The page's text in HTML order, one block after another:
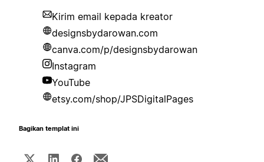
Kirim email kepada kreator
designsbydarowan.com
canva.com/p/designsbydarowan
Instagram
YouTube
etsy.com/shop/JPSDigitalPages
Bagikan templat ini